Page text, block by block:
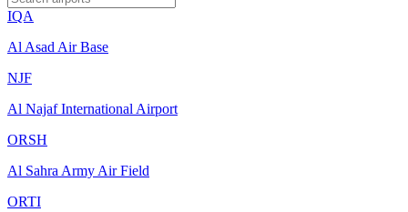
IQA
Al Asad Air Base
NJF
Al Najaf International Airport
ORSH
Al Sahra Army Air Field
ORTI